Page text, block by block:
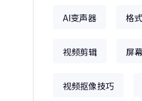
AI变声器 格
视频剪辑 屏
视频抠像技巧